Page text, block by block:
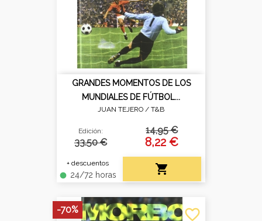
GRANDES MOMENTOS DE LOS
MUNDIALES DE FÚTBOL...
JUAN TEJERO / T&B
Edición:
33.50 €
+ descuentos
fiber_manual_record 24/72 horas
14,95 €
8,22 €

favorite_border
-70%